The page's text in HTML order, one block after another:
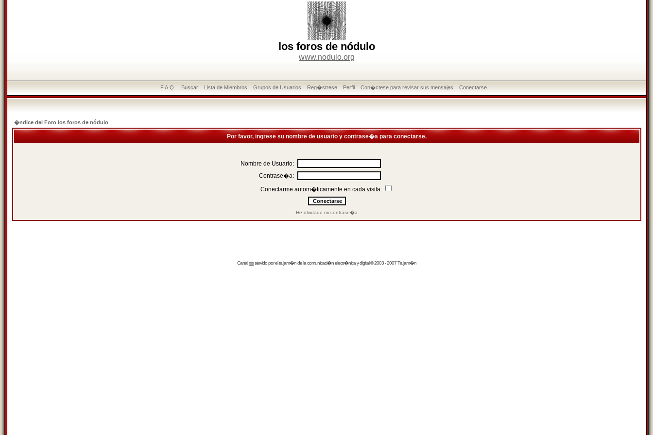
los foros de nódulo
www.nodulo.org
F.A.Q. Buscar Lista de Miembros Grupos de Usuarios Reg�strese Perfil Con�ctese para revisar sus mensajes Conectarse
�ndice del Foro los foros de nódulo
Por favor, ingrese su nombre de usuario y contrase�a para conectarse.
Nombre de Usuario:
Contrase�a:
Conectarme autom�ticamente en cada visita:
He olvidado mi contrase�a
Canalrssservido por eltrujam�nde la comunicaci�n electr�nica y digital © 2003 - 2007 Trujam�n